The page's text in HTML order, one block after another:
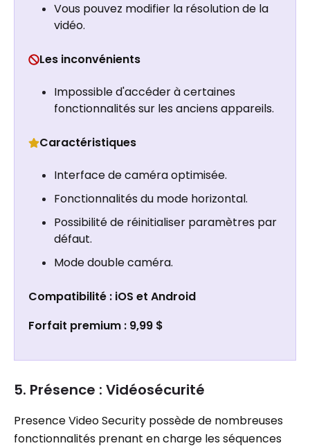
Vous pouvez modifier la résolution de la
vidéo.
Les inconvénients
Impossible d'accéder à certaines
fonctionnalités sur les anciens appareils.
Caractéristiques
Interface de caméra optimisée.
Fonctionnalités du mode horizontal.
Possibilité de réinitialiser paramètres par
défaut.
Mode double caméra.
Compatibilité : iOS et Android
Forfait premium : 9,99 $
5. Présence : Vidéosécurité
Presence Video Security possède de nombreuses
fonctionnalités prenant en charge les séquences